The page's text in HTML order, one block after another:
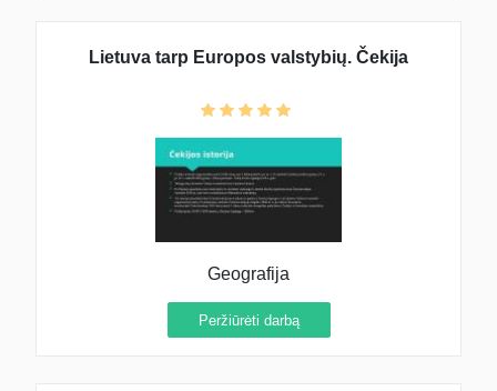
Lietuva tarp Europos valstybių. Čekija
Geografija
Peržiūrėti darbą